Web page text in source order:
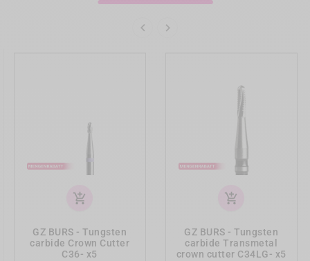
 
add_shopping_cart
GZ BURS - Tungsten
carbide Crown Cutter
C36- x5
add_shopping_cart
GZ BURS - Tungsten
carbide Transmetal
crown cutter C34LG- x5